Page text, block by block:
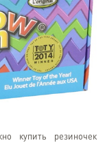
купить резиночек